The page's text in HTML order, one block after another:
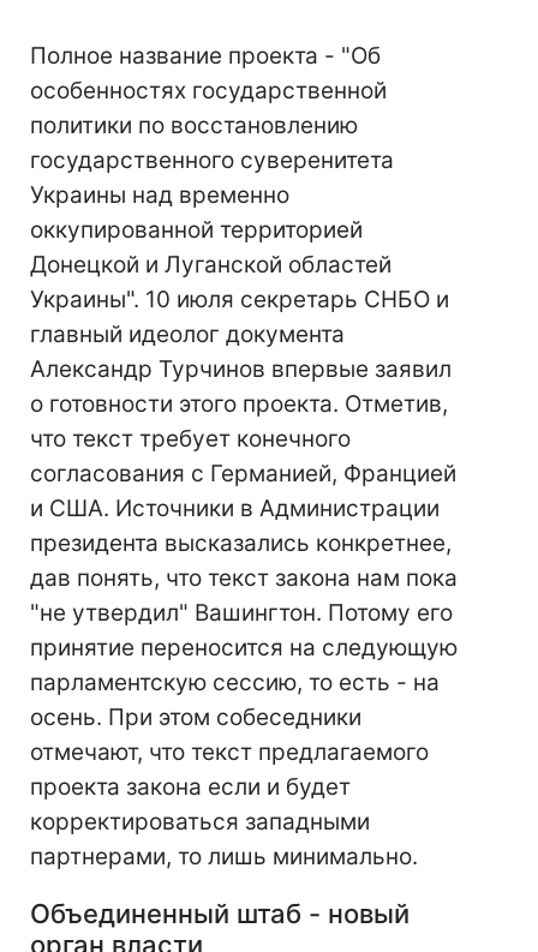
Полное название проекта - "Об
особенностях государственной
политики по восстановлению
государственного суверенитета
Украины над временно
оккупированной территорией
Донецкой и Луганской областей
Украины". 10 июля секретарь СНБО и
главный идеолог документа
Александр Турчинов впервые заявил
о готовности этого проекта. Отметив,
что текст требует конечного
согласования с Германией, Францией
и США. Источники в Администрации
президента высказались конкретнее,
дав понять, что текст закона нам пока
"не утвердил" Вашингтон. Потому его
принятие переносится на следующую
парламентскую сессию, то есть - на
осень. При этом собеседники
отмечают, что текст предлагаемого
проекта закона если и будет
корректироваться западными
партнерами, то лишь минимально.
Объединенный штаб - новый
орган власти